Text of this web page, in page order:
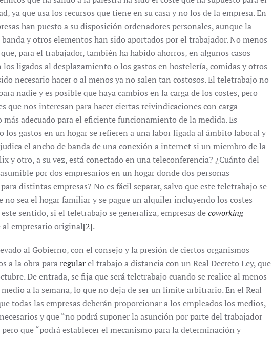
ya que usa los recursos que tiene en su casa y no los de la empresa. En
han puesto a su disposición ordenadores personales, aunque la
y otros elementos han sido aportados por el trabajador. No menos
para el trabajador, también ha habido ahorros, en algunos casos
los ligados al desplazamiento o los gastos en hostelería, comidas y otros
necesario hacer o al menos ya no salen tan costosos. El teletrabajo no
nadie y es posible que haya cambios en la carga de los costes, pero
que nos interesan para hacer ciertas reivindicaciones con carga
adecuado para el eficiente funcionamiento de la medida. Es
los gastos en un hogar se refieren a una labor ligada al ámbito laboral y
el ancho de banda de una conexión a internet si un miembro de la
y otro, a su vez, está conectado en una teleconferencia? ¿Cuánto del
por dos empresarios en un hogar donde dos personas
distintas empresas? No es fácil separar, salvo que este teletrabajo se
no sea el hogar familiar y se pague un alquiler incluyendo los costes
sentido, si el teletrabajo se generaliza, empresas decoworking
empresario original[2].
al Gobierno, con el consejo y la presión de ciertos organismos
a la obra pararegularel trabajo a distancia con un Real Decreto Ley, que
De entrada, se fija que será teletrabajo cuando se realice al menos
a la semana, lo que no deja de ser un límite arbitrario. En el Real
todas las empresas deberán proporcionar a los empleados los medios,
y que “no podrá suponer la asunción por parte del trabajador
que “podrá establecer el mecanismo para la determinación y